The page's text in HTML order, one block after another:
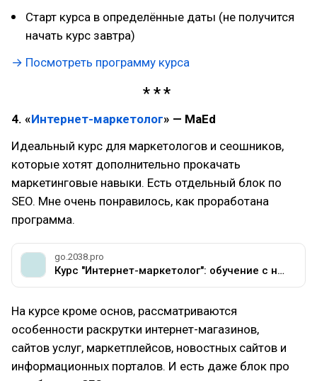
Старт курса в определённые даты (не получится
начать курс завтра)
→ Посмотреть программу курса
4. «Интернет-маркетолог» — MaEd
Идеальный курс для маркетологов и сеошников,
которые хотят дополнительно прокачать
маркетинговые навыки. Есть отдельный блок по
SEO. Мне очень понравилось, как проработана
программа.
go.2038.pro
Курс "Интернет-маркетолог": обучение с нуля - Академия маркетинга MAED
На курсе кроме основ, рассматриваются
особенности раскрутки интернет-магазинов,
сайтов услуг, маркетплейсов, новостных сайтов и
информационных порталов. И есть даже блок про